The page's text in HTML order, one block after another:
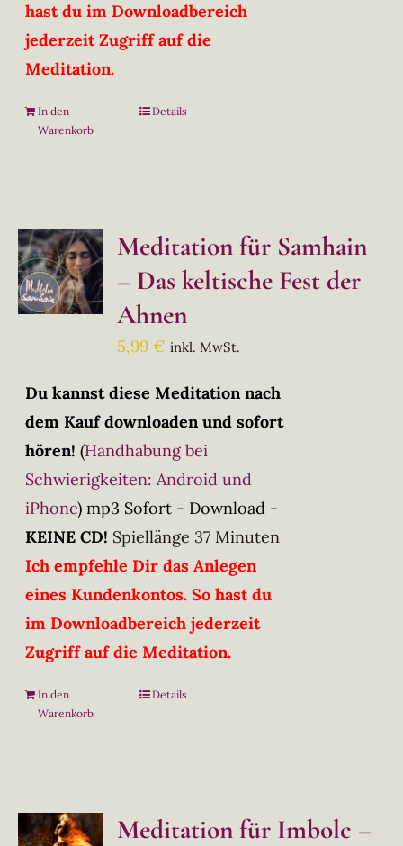
hast du im Downloadbereich
jederzeit Zugriff auf die
Meditation.
In den
Warenkorb
Details
Meditation für Samhain
– Das keltische Fest der
Ahnen
5,99€ inkl. MwSt.
Du kannst diese Meditation nach
dem Kauf downloaden und sofort
hören! (Handhabung bei
Schwierigkeiten: Android und
iPhone) mp3 Sofort - Download -
KEINE CD! Spiellänge 37 Minuten
Ich empfehle Dir das Anlegen
eines Kundenkontos. So hast du
im Downloadbereich jederzeit
Zugriff auf die Meditation.
In den
Warenkorb
Details
Meditation für Imbolc –